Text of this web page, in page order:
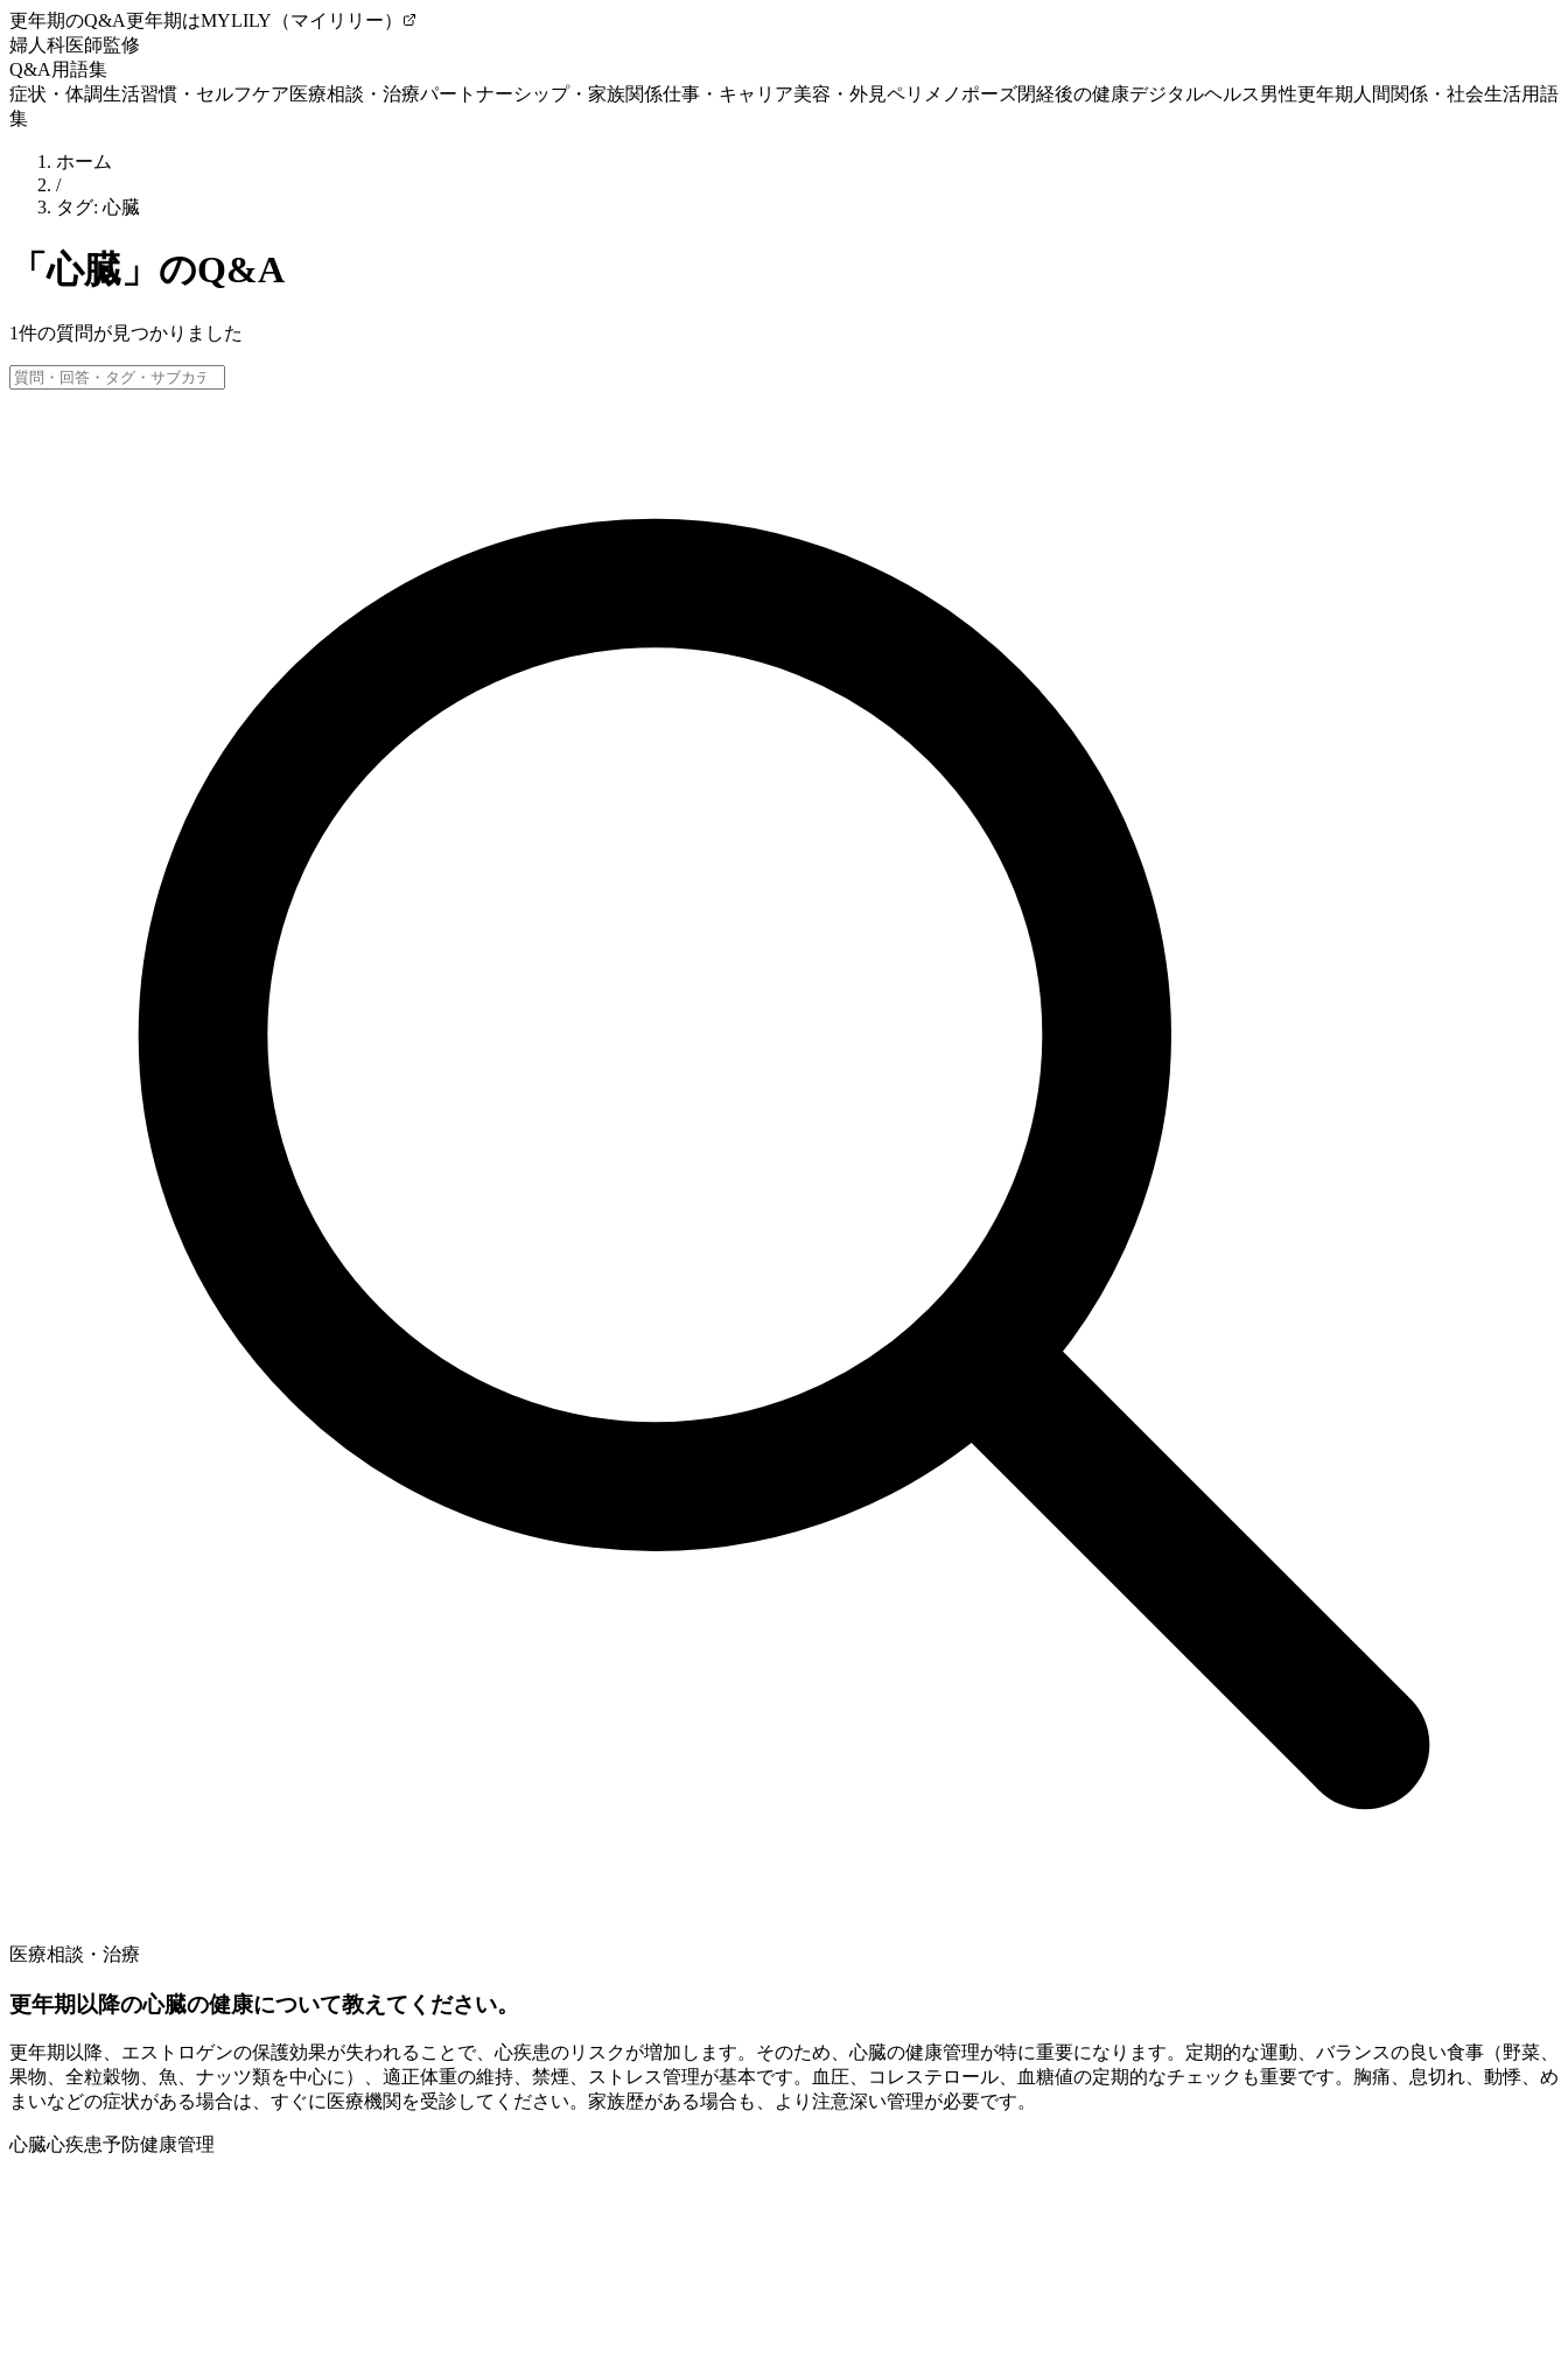
更年期のQ&A更年期はMYLILY（マイリリー）
婦人科医師監修
Q&A 用語集
症状・体調生活習慣・セルフケア医療相談・治療パートナーシップ・家族関係仕事・キャリア美容・外見ペリメノポーズ閉経後の健康デジタルヘルス男性更年期 人間関係・社会生活用語
集
ホーム
/
タグ: 心臓
「心臓 」のQ&A
1件の質問が見つかりました
医療相談・治療
更年期以降の心臓の健康について教えてください。
更年期以降、エストロゲンの保護効果が失われることで、心疾患のリスクが増加します。そのため、心臓の健康管理が特に重要になります。定期的な運動、バランスの良い食事（野菜、
果物、全粒穀物、魚、ナッツ類を中心に）、適正体重の維持、禁煙、ストレス管理が基本です。血圧、コレステロール、血糖値の定期的なチェックも重要です。胸痛、息切れ、動悸、め
まいなどの症状がある場合は、すぐに医療機関を受診してください。家族歴がある場合も、より注意深い管理が必要です。
心臓心疾患予防健康管理